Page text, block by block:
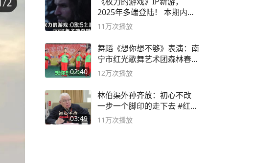
03:51
2025年多端登陆！ 本期内容
概要
11万次播放
02:40
舞蹈《想你想不够》表演：南
宁市红光歌舞艺术团森林春红
舞蹈队。
12万次播放
03:49
林伯渠外孙齐放：初心不改
一步一个脚印的走下去 #红船
论坛
11万次播放